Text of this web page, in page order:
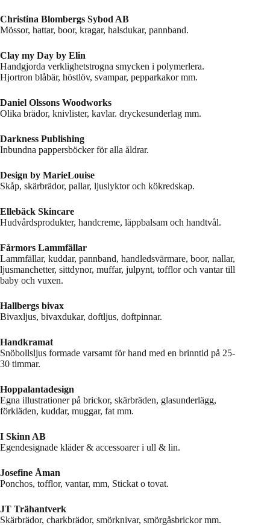
Christina Blombergs Sybod AB
Mössor, hattar, boor, kragar, halsdukar, pannband.
Clay my Day by Elin
Handgjorda verklighetstrogna smycken i polymerlera.
Hjortron blåbär, höstlöv, svampar, pepparkakor mm.
Daniel Olssons Woodworks
Olika brädor, knivlister, kavlar. dryckesunderlag mm.
Darkness Publishing
Inbundna pappersböcker för alla åldrar.
Design by MarieLouise
Skåp, skärbrädor, pallar, ljuslyktor och kökredskap.
Ellebäck Skincare
Hudvårdsprodukter, handcreme, läppbalsam och handtvål.
Fårmors Lammfällar
Lammfällar, kuddar, pannband, handledsvärmare, boor, nallar,
ljusmanchetter, sittdynor, muffar, julpynt, tofflor och vantar till
baby och vuxen.
Hallbergs bivax
Bivaxljus, bivaxdukar, doftljus, doftpinnar.
Handkramat
Snöbollsljus formade varsamt för hand med en brinntid på 25-
30 timmar.
Hoppalantadesign
Egna illustrationer på brickor, skärbräden, glasunderlägg,
förkläden, kuddar, muggar, fat mm.
I Skinn AB
Egendesignade kläder & accessoarer i ull & lin.
Josefine Åman
Ponchos, tofflor, vantar, mm, Stickat o tovat.
JT Trähantverk
Skärbrädor, charkbrädor, smörknivar, smörgåsbrickor mm.